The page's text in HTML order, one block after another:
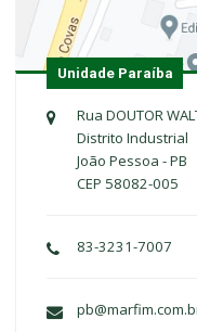
Rua DOUTOR
Distrito Industrial
João Pessoa - PB
CEP 58082-005
83-3231-7007
Unidade Paraíba